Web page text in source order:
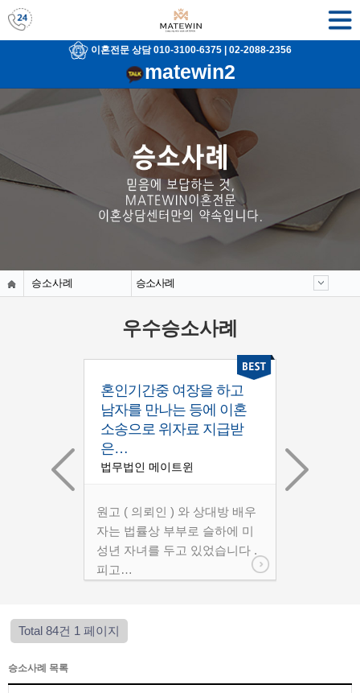
이혼전문 상담 010-3100-6375 | 02-2088-2356
matewin2
승소사례 승소사례
우수승소사례
혼인기간중 여장을 하고
남자를 만나는 등에 이혼
소송으로 위자료 지급받
은…
법무법인 메이트윈
원고 ( 의뢰인 ) 와 상대방 배우
자는 법률상 부부로 슬하에 미
성년 자녀를 두고 있었습니다 .
피고…
법무법인 메
Total 84건 1 페이지
승소사례 목록